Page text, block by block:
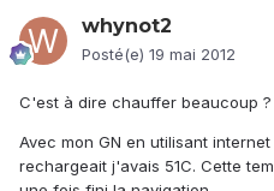
whynot2
Posté(e) 19 mai 2012
C'est à dire chauffer beaucoup ?
Avec mon GN en utilisant
rechargeait j'avais 51C. Cette